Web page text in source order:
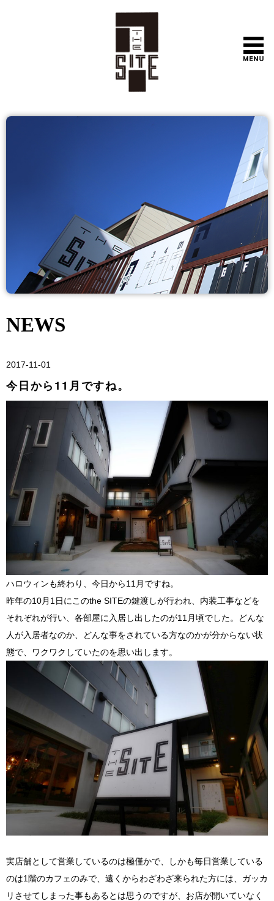
NEWS
2017-11-01
今日から11月ですね。
ハロウィンも終わり、今日から11月ですね。
昨年の10月1日にこのthe SITEの鍵渡しが行われ、内装工事などを
それぞれが行い、各部屋に入居し出したのが11月頃でした。どんな
人が入居者なのか、どんな事をされている方なのかが分からない状
態で、ワクワクしていたのを思い出します。
実店舗として営業しているのは極僅かで、しかも毎日営業している
のは1階のカフェのみで、遠くからわざわざ来られた方には、ガッカ
リさせてしまった事もあるとは思うのですが、お店が開いていなく